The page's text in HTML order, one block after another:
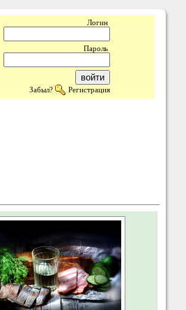
Логин
Пароль
Забыл? Регистрация